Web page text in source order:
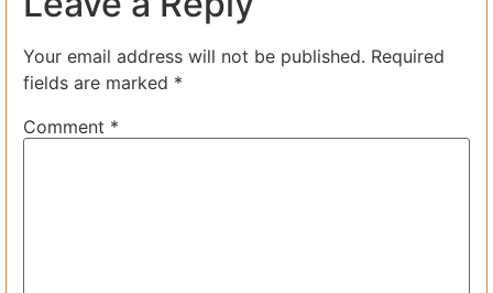
Your email address will not be published. Required
fields are marked *
Comment *